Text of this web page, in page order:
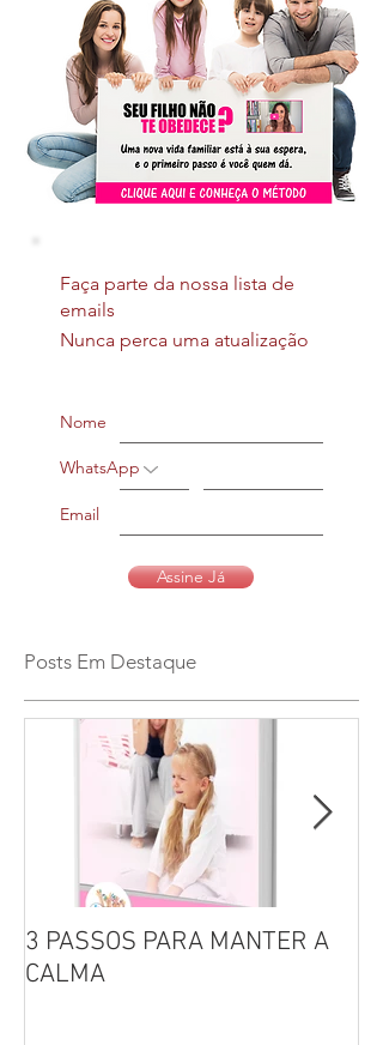
Faça parte da nossa lista de
emails
Nunca perca uma atualização
Nome
WhatsApp
Email
Assine Já
Posts Em Destaque
3 PASSOS PARA MANTER A
CALMA